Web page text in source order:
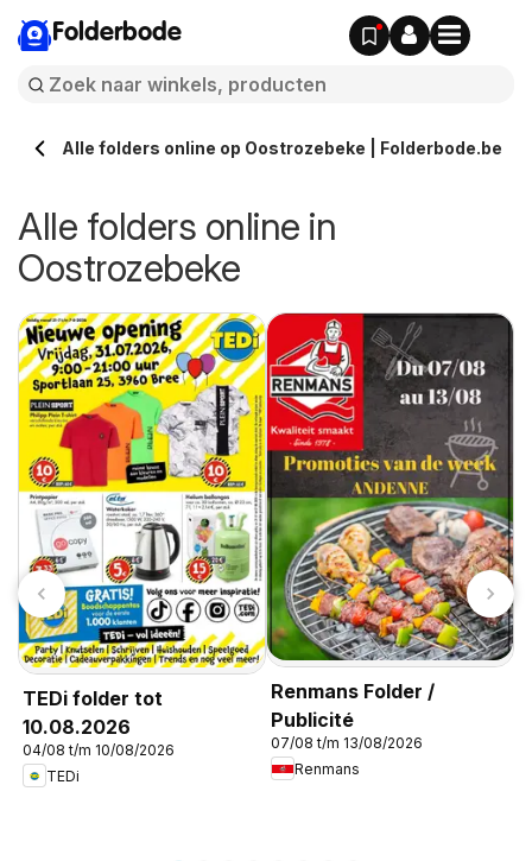
Folderbode
Alle folders online op Oostrozebeke | Folderbode.be
Alle folders online in
Oostrozebeke
TEDi folder tot
10.08.2026
04/08 t/m 10/08/2026
TEDi
Renmans Folder /
Publicité
07/08 t/m 13/08/2026
Renmans